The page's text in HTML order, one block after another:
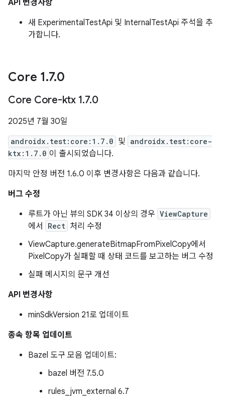
API 변경사항
새 ExperimentalTestApi 및 InternalTestApi 주석을 추
가합니다.
Core 1.7.0
Core Core-ktx 1.7.0
2025년 7월 30일
androidx.test:core:1.7.0 및 androidx.test:core-
ktx:1.7.0 이 출시되었습니다.
마지막 안정 버전 1.6.0 이후 변경사항은 다음과 같습니다.
버그 수정
루트가 아닌 뷰의 SDK 34 이상의 경우 ViewCapture
에서 Rect 처리 수정
ViewCapture.generateBitmapFromPixelCopy에서
PixelCopy가 실패할 때 상태 코드를 보고하는 버그 수정
실패 메시지의 문구 개선
API 변경사항
minSdkVersion 21로 업데이트
종속 항목 업데이트
Bazel 도구 모음 업데이트:
bazel 버전 7.5.0
rules_jvm_external 6.7